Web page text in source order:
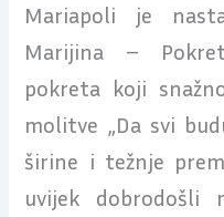
Mariapoli je
Marijina –
pokreta koji
molitve „Da svi
širine i težnje
uvijek dobrodošli